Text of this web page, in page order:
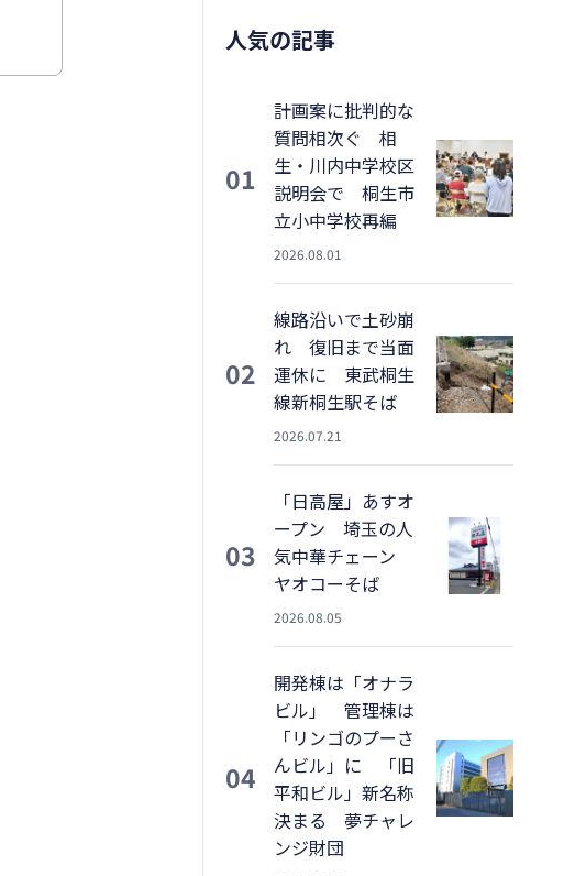
人気の記事
01
計画案に批判的な
質問相次ぐ 相
生・川内中学校区
説明会で 桐生市
立小中学校再編
2026.08.01
02
線路沿いで土砂崩
れ 復旧まで当面
運休に 東武桐生
線新桐生駅そば
2026.07.21
03
「日高屋」あすオ
ープン 埼玉の人
気中華チェーン
ヤオコーそば
2026.08.05
04
開発棟は「オナラ
ビル」 管理棟は
「リンゴのプーさ
んビル」に 「旧
平和ビル」新名称
決まる 夢チャレ
ンジ財団